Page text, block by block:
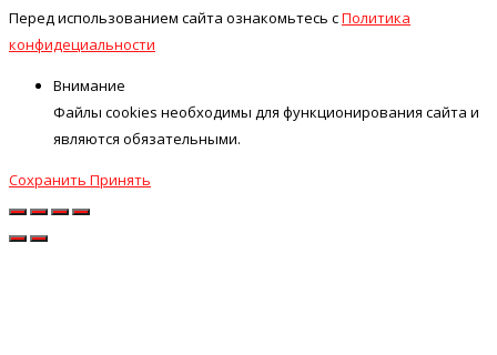
Перед использованием сайта ознакомьтесь сПолитика
конфидециальности
Внимание
Файлы cookies необходимы для функционирования сайта и
являются обязательными.
Сохранить Принять